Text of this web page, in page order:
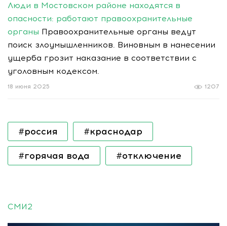
Люди в Мостовском районе находятся в
опасности: работают правоохранительные
органы Правоохранительные органы ведут
поиск злоумышленников. Виновным в нанесении
ущерба грозит наказание в соответствии с
уголовным кодексом.
1207
18 июня 2025
#россия #краснодар
#горячая вода #отключение
СМИ2